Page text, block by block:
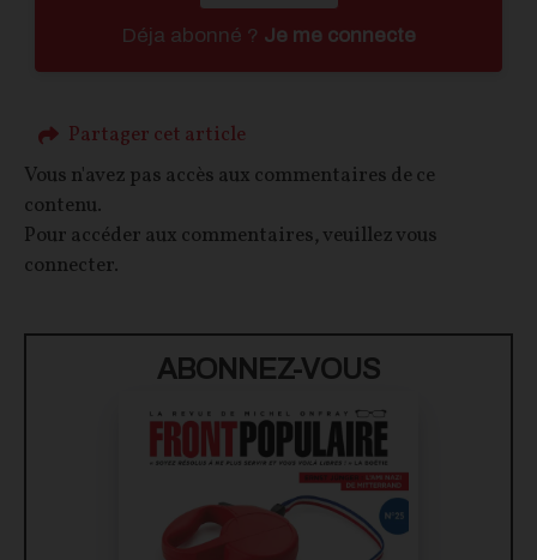
Déja abonné ? Je me connecte
Partager cet article
Vous n'avez pas accès aux commentaires de ce
contenu.
Pour accéder aux commentaires, veuillez vous
connecter.
ABONNEZ-VOUS